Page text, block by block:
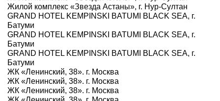
Жилой комплекс «Звезда Астаны», г. Нур-Султан
GRAND HOTEL KEMPINSKI BATUMI BLACK SEA, г.
Батуми
GRAND HOTEL KEMPINSKI BATUMI BLACK SEA, г.
Батуми
GRAND HOTEL KEMPINSKI BATUMI BLACK SEA, г.
Батуми
ЖК «Ленинский, 38». г. Москва
ЖК «Ленинский, 38». г. Москва
ЖК «Ленинский, 38». г. Москва